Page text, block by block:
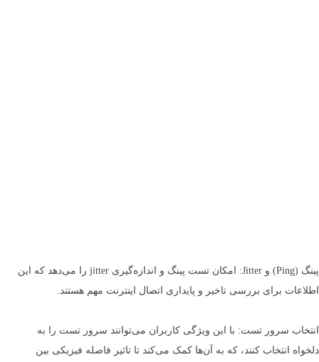
پینگ (Ping) و Jitter: امکان تست پینگ و اندازه‌گیری jitter را می‌دهد که این
اطلاعات برای بررسی تاخیر و پایداری اتصال اینترنت مهم هستند.
انتخاب سرور تست: با این ویژگی کاربران می‌توانند سرور تست را به
دلخواه انتخاب کنند، که به آن‌ها کمک می‌کند تا تاثیر فاصله فیزیکی بین